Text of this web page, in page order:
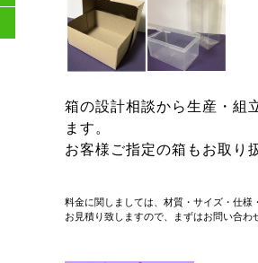
箱の設計相談から生産・組
ます。
お客様ご指定の箱もお取り
料金に関しましては、材質・サイズ・仕様
お見積り致しますので、まずはお問い合わ